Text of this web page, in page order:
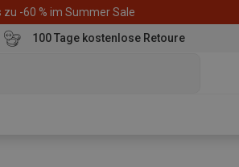
-60 % im Summer Sale
100 Tage kostenlose Retoure